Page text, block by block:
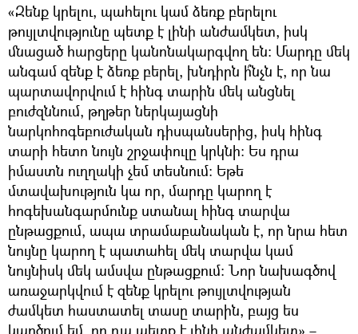
«Զենք կրելու, պահելու կամ ձեռք բերելու
թույլտվությունը պետք է լինի անժամկետ, իսկ
մնացած հարցերը կանոնակարգվող են։ Մարդը մեկ
անգամ զենք է ձեռք բերել, խնդիրն ի՞նչն է, որ նա
պարտավորվում է հինգ տարին մեկ անցնել
բուժզննում, թղթեր ներկայացնի
նարկոհոգեբուժական դիսպանսերից, իսկ հինգ
տարի հետո նույն շրջափուլը կրկնի։ Ես դրա
իմաստն ուղղակի չեմ տեսնում։ Եթե
մտավախություն կա որ, մարդը կարող է
հոգեխանգարմունք ստանալ հինգ տարվա
ընթացքում, ապա տրամաբանական է, որ նրա հետ
նույնը կարող է պատահել մեկ տարվա կամ
նույնիսկ մեկ ամսվա ընթացքում։ Նոր նախագծով
առաջարկվում է զենք կրելու թույլտվության
ժամկետ հաստատել տասը տարին, բայց ես
կարծում եմ, որ դա պետք է լինի անժամկետ»,–